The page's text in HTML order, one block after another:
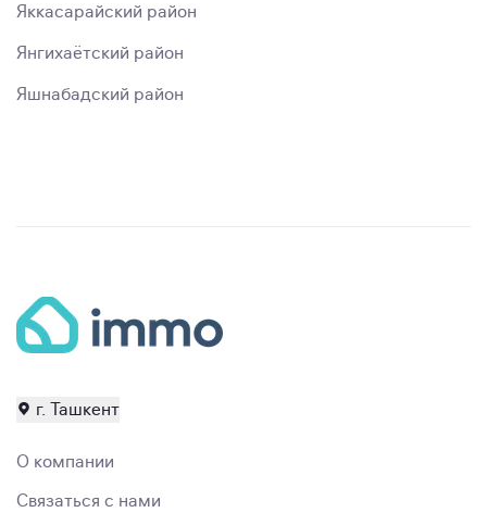
Яккасарайский район
Янгихаётский район
Яшнабадский район
г. Ташкент
О компании
Связаться с нами